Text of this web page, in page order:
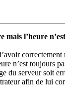
mais l’heure
correctement
n’est toujours
du serveur soit
afin de lui